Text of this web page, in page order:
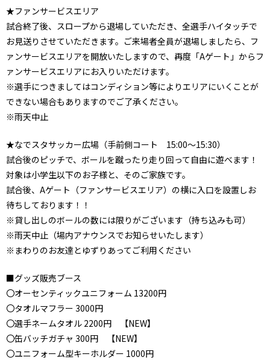
★ファンサービスエリア
試合終了後、スロープから退場していただき、全選手ハイタッチで
お見送りさせていただきます。ご来場者全員が退場しましたら、フ
ァンサービスエリアを開放いたしますので、再度「Aゲート」からフ
ァンサービスエリアにお入りいただけます。
※選手につきましてはコンディション等によりエリアにいくことが
できない場合もありますのでご了承ください。
※雨天中止
★なでスタサッカー広場（手前側コート 15:00～15:30）
試合後のピッチで、ボールを蹴ったり走り回って自由に遊べます！
対象は小学生以下のお子様と、そのご家族です。
試合後、Aゲート（ファンサービスエリア）の横に入口を設置しお
待ちしております！！
※貸し出しのボールの数には限りがございます（持ち込みも可）
※雨天中止（場内アナウンスでお知らせいたします）
※まわりのお友達とゆずりあってご利用ください
■グッズ販売ブース
〇オーセンティックユニフォーム 13200円
〇タオルマフラー 3000円
〇選手ネームタオル 2200円 【NEW】
〇缶バッチガチャ 300円 【NEW】
〇ユニフォーム型キーホルダー 1000円